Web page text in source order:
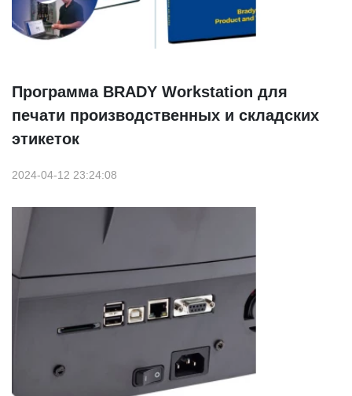
Программа BRADY Workstation для
печати производственных и складских
этикеток
2024-04-12 23:24:08